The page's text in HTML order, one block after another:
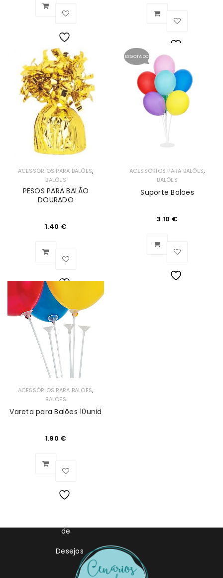
Lista
de
Desejos
Lista
de
Desejos
ACESSÓRIOS PARA BALÕES,
BALÕES
PESOS PARA BALÃO
DOURADO
1.40 €
Lista
de
Desejos
ESGOTADO
ACESSÓRIOS PARA BALÕES,
BALÕES
Suporte Balões
3.10 €
ACESSÓRIOS PARA BALÕES,
BALÕES
Vareta para Balões 10unid
1.90 €
de
Desejos